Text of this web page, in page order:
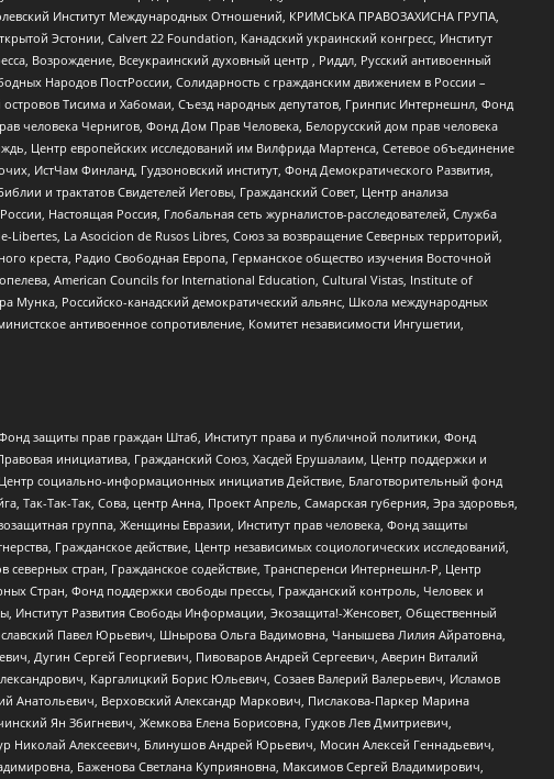
Институт Международных Отношений, КРИМСЬКА ПРАВОЗАХИСНА ГРУПА,
Эстонии, Calvert 22 Foundation, Канадский украинский конгресс, Институт
Возрождение, Всеукраинский духовный центр , Риддл, Русский антивоенный
Народов ПостРоссии, Солидарность с гражданским движением в России –
Тисима и Хабомаи, Съезд народных депутатов, Гринпис Интернешнл, Фонд
человека Чернигов, Фонд Дом Прав Человека, Белорусский дом прав человека
Центр европейских исследований им Вилфрида Мартенса, Сетевое объединение
ИстЧам Финланд, Гудзоновский институт, Фонд Демократического Развития,
и трактатов Свидетелей Иеговы, Гражданский Совет, Центр анализа
Настоящая Россия, Глобальная сеть журналистов-расследователей, Служба
La Asocicion de Rusos Libres, Союз за возвращение Северных территорий,
креста, Радио Свободная Европа, Германское общество изучения Восточной
American Councils for International Education, Cultural Vistas, Institute of
Российско-канадский демократический альянс, Школа международных
антивоенное сопротивление, Комитет независимости Ингушетии,
защиты прав граждан Штаб, Институт права и публичной политики, Фонд
инициатива, Гражданский Союз, Хасдей Ерушалаим, Центр поддержки и
социально-информационных инициатив Действие, Благотворительный фонд
Так-Так, Сова, центр Анна, Проект Апрель, Самарская губерния, Эра здоровья,
группа, Женщины Евразии, Институт прав человека, Фонд защиты
Гражданское действие, Центр независимых социологических исследований,
стран, Гражданское содействие, Трансперенси Интернешнл-Р, Центр
Стран, Фонд поддержки свободы прессы, Гражданский контроль, Человек и
Институт Развития Свободы Информации, Экозащита!-Женсовет, Общественный
Павел Юрьевич, Шнырова Ольга Вадимовна, Чанышева Лилия Айратовна,
Дугин Сергей Георгиевич, Пивоваров Андрей Сергеевич, Аверин Виталий
Каргалицкий Борис Юльевич, Созаев Валерий Валерьевич, Исламов
Анатольевич, Верховский Александр Маркович, Пислакова-Паркер Марина
Ян Збигневич, Жемкова Елена Борисовна, Гудков Лев Дмитриевич,
Николай Алексеевич, Блинушов Андрей Юрьевич, Мосин Алексей Геннадьевич,
Баженова Светлана Куприяновна, Максимов Сергей Владимирович,